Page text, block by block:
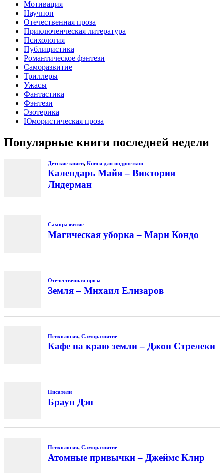
Мотивация
Научпоп
Отечественная проза
Приключенческая литература
Психология
Публицистика
Романтическое фэнтези
Саморазвитие
Триллеры
Ужасы
Фантастика
Фэнтези
Эзотерика
Юмористическая проза
Популярные книги последней недели
Детские книги, Книги для подростков
Календарь Майя – Виктория
Лидерман
Саморазвитие
Магическая уборка – Мари Кондо
Отечественная проза
Земля – Михаил Елизаров
Психология, Саморазвитие
Кафе на краю земли – Джон Стрелеки
Писатели
Браун Дэн
Психология, Саморазвитие
Атомные привычки – Джеймс Клир